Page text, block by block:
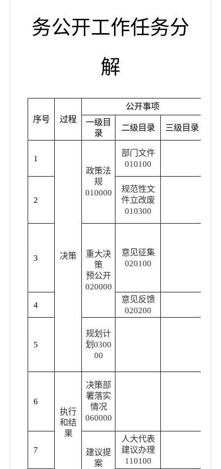
务公开工作任务分
解
序号 过程
公开事项
一级目
录
二级目录 三级目录
1
决策
政策法
规
010000
部门文件
010100
2
规范性文
件立改废
010300
3
重大决
策
预公开
020000
意见征集
020100
4
意见反馈
020200
5
规划计
划 0300
00
6
执行
和结
果
决策部
署落实
情况
060000
7
建议提
案
人大代表
建议办理
110100